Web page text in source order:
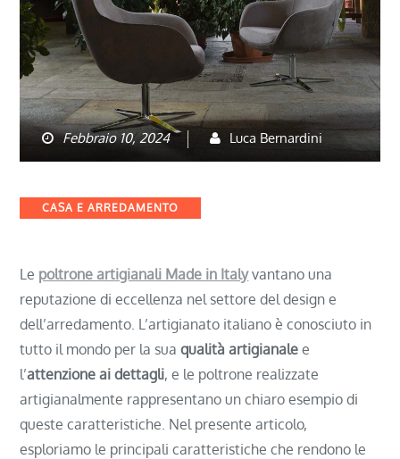
Febbraio 10, 2024 Luca Bernardini
Categories
CASA E ARREDAMENTO
Le poltrone artigianali Made in Italyvantano una
reputazione di eccellenza nel settore del design e
dell’arredamento. L’artigianato italiano è conosciuto in
tutto il mondo per la suaqualità artigianale e
l’attenzione ai dettagli, e le poltrone realizzate
artigianalmente rappresentano un chiaro esempio di
queste caratteristiche. Nel presente articolo,
esploriamo le principali caratteristiche che rendono le